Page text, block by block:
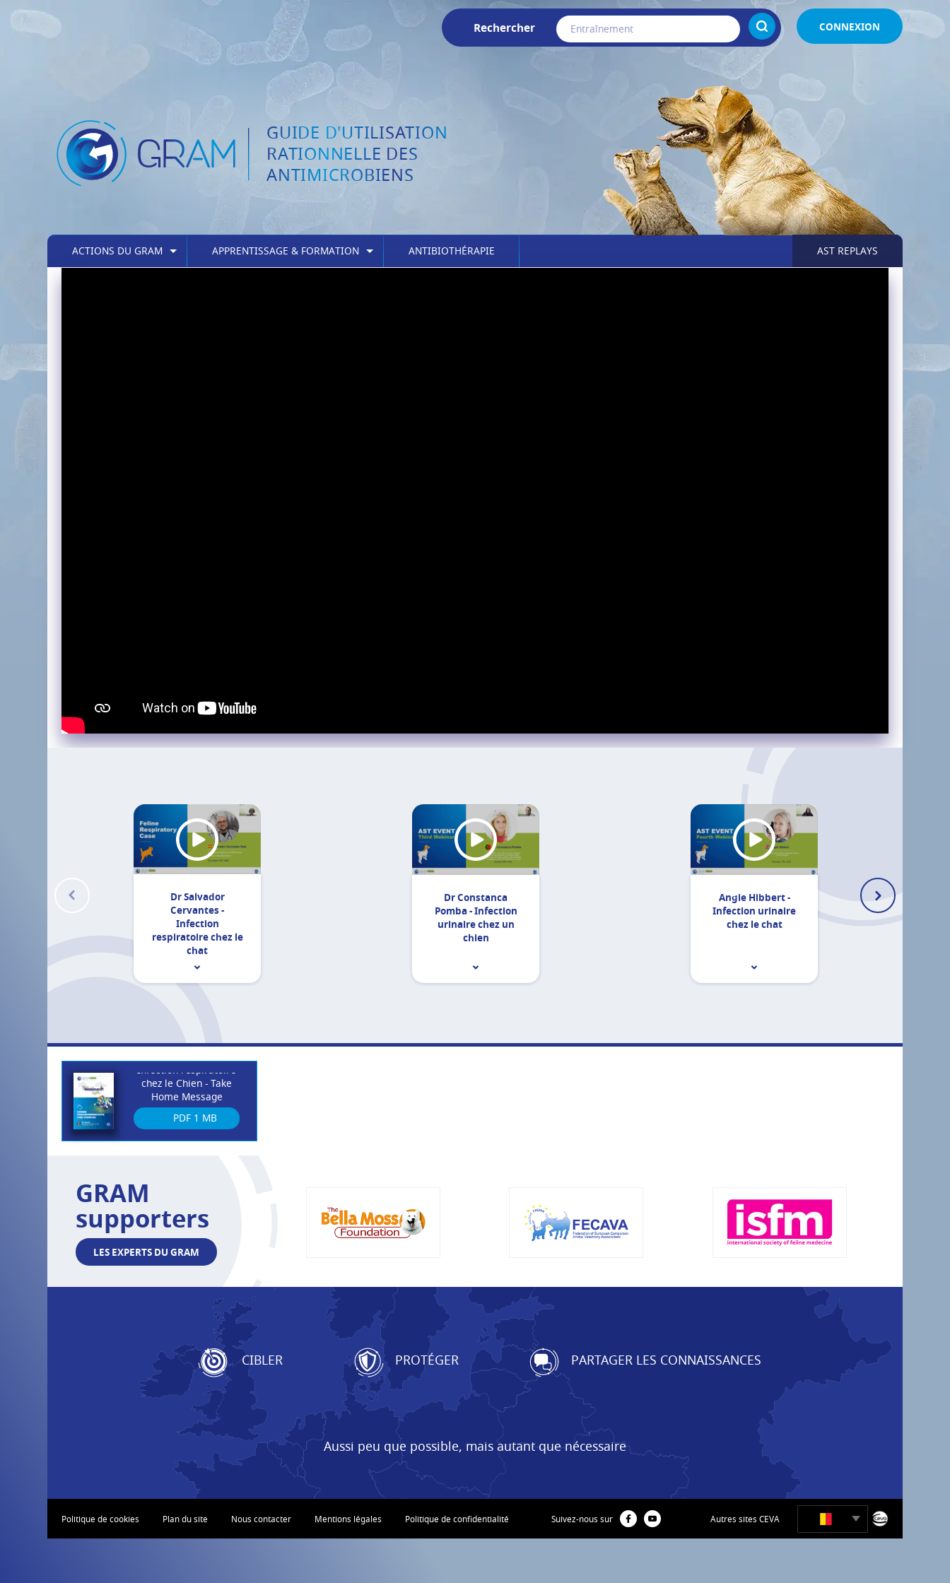
Rechercher CONNEXION
GUIDE D'UTILISATION
RATIONNELLE DES
ANTIMICROBIENS
ACTIONS DU GRAM APPRENTISSAGE & FORMATION ANTIBIOTHÉRAPIE AST REPLAYS
Dr Salvador
Cervantes -
Infection
respiratoire chez le
chat
Dr Constanca
Pomba - Infection
urinaire chez un
chien
Angie Hibbert -
Infection urinaire
chez le chat
chez le Chien - Take
Home Message
PDF 1 MB
GRAM
supporters
LES EXPERTS DU GRAM
CIBLER PROTÉGER PARTAGER LES CONNAISSANCES
Aussi peu que possible, mais autant que nécessaire
Politique de cookies Plan du site Nous contacter Mentions légales Politique de confidentialité Suivez-nous sur Autres sites CEVA